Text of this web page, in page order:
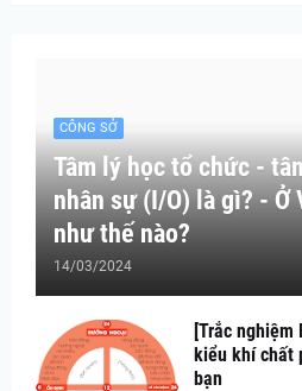
CÔNG SỞ
Tâm lý học tổ chức -
nhân sự (I/O) là gì? - Ở
như thế nào?
14/03/2024
[Trắc nghiệm
kiểu khí chất
bạn